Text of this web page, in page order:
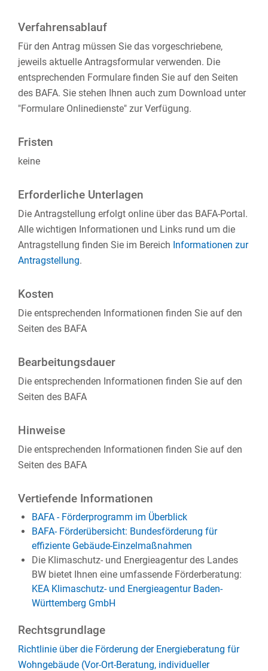
Verfahrensablauf
Für den Antrag müssen Sie das vorgeschriebene,
jeweils aktuelle Antragsformular verwenden. Die
entsprechenden Formulare finden Sie auf den Seiten
des BAFA. Sie stehen Ihnen auch zum Download unter
"Formulare Onlinedienste" zur Verfügung.
Fristen
keine
Erforderliche Unterlagen
Die Antragstellung erfolgt online über das BAFA-Portal.
Alle wichtigen Informationen und Links rund um die
Antragstellung finden Sie im Bereich Informationen zur
Antragstellung.
Kosten
Die entsprechenden Informationen finden Sie auf den
Seiten des BAFA
Bearbeitungsdauer
Die entsprechenden Informationen finden Sie auf den
Seiten des BAFA
Hinweise
Die entsprechenden Informationen finden Sie auf den
Seiten des BAFA
Vertiefende Informationen
BAFA - Förderprogramm im Überblick
BAFA- Förderübersicht: Bundesförderung für
effiziente Gebäude-Einzelmaßnahmen
Die Klimaschutz- und Energieagentur des Landes
BW bietet Ihnen eine umfassende Förderberatung:
KEA Klimaschutz- und Energieagentur Baden-
Württemberg GmbH
Rechtsgrundlage
Richtlinie über die Förderung der Energieberatung für
Wohngebäude (Vor-Ort-Beratung, individueller